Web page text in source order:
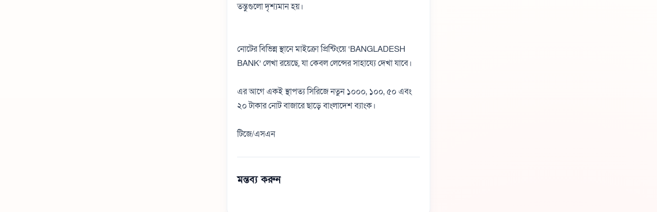
তন্তুগুলো দৃশ্যমান হয়।
নোটের বিভিন্ন স্থানে মাইক্রো প্রিন্টিংয়ে ‌‘BANGLADESH
BANK’ লেখা রয়েছে, যা কেবল লেন্সের সাহায্যে দেখা যাবে।
এর আগে একই স্থাপত্য সিরিজে নতুন ১০০০, ১০০, ৫০ এবং
২০ টাকার নোট বাজারে ছাড়ে বাংলাদেশ ব্যাংক।
টিজে/এসএন
মন্তব্য করুন